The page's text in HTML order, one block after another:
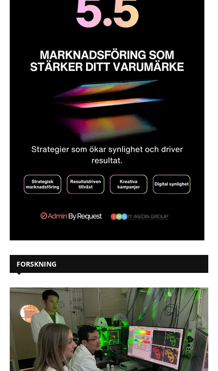
FORSKNING